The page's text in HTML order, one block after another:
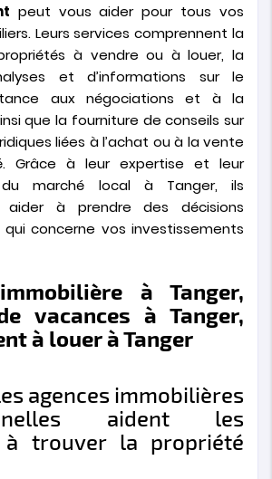
peut vous aider pour tous vos
Leurs services comprennent la
à vendre ou à louer, la
et d’informations sur le
aux négociations et à la
que la fourniture de conseils sur
liées à l’achat ou à la vente
Grâce à leur expertise et leur
du marché local à Tanger, ils
aider à prendre des décisions
concerne vos investissements
agences immobilières
aident les
à trouver la propriété